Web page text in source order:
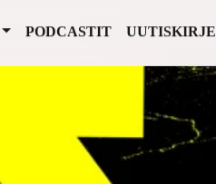
PODCASTIT UUTISKIRJE